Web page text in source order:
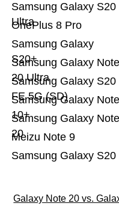
Samsung Galaxy S20
Meizu Note 9
Samsung Galaxy Note
20
Samsung Galaxy Note
10+
Samsung Galaxy S20
FE 5G (SD)
Samsung Galaxy Note
20 Ultra
Samsung Galaxy
S20+
OnePlus 8 Pro
Samsung Galaxy S20
Ultra
Galaxy Note 20 vs.